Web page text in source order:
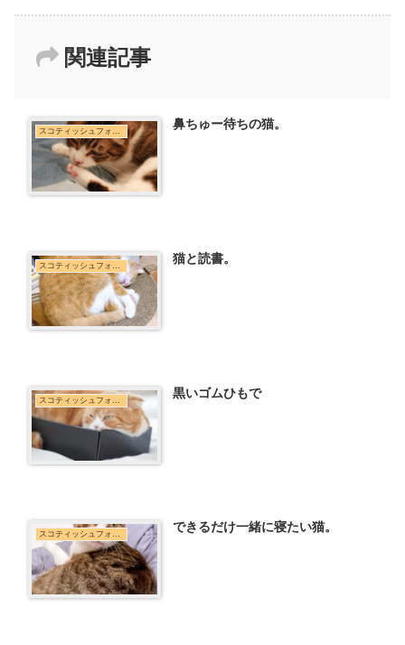
関連記事
スコティッシュフォールド 鼻ちゅー待ちの猫。
猫と読書。
黒いゴムひもで
スコティッシュフォールド できるだけ一緒に寝たい猫。